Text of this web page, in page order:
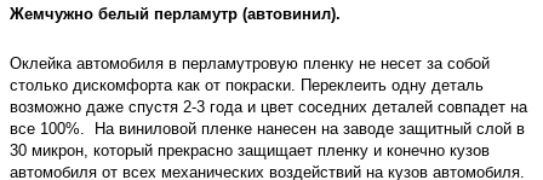
Жемчужно белый перламутр (автовинил).
Оклейка автомобиля в перламутровую пленку не несет за собой
столько дискомфорта как от покраски. Переклеить одну деталь
возможно даже спустя 2-3 года и цвет соседних деталей совпадет на
все 100%. На виниловой пленке нанесен на заводе защитный слой в
30 микрон, который прекрасно защищает пленку и конечно кузов
автомобиля от всех механических воздействий на кузов автомобиля.